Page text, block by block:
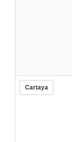
Cartaya